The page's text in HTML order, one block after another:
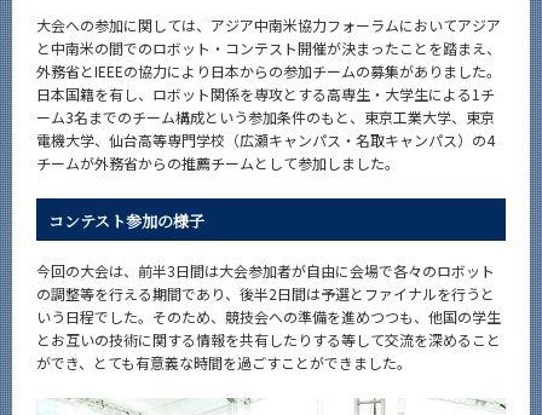
大会への参加に関しては、アジア中南米協力フォーラムにおいてアジア
と中南米の間でのロボット・コンテスト開催が決まったことを踏まえ、
外務省とIEEEの協力により日本からの参加チームの募集がありました。
日本国籍を有し、ロボット関係を専攻とする高専生・大学生による1チ
ーム3名までのチーム構成という参加条件のもと、東京工業大学、東京
電機大学、仙台高等専門学校（広瀬キャンパス・名取キャンパス）の4
チームが外務省からの推薦チームとして参加しました。
コンテスト参加の様子
今回の大会は、前半3日間は大会参加者が自由に会場で各々のロボット
の調整等を行える期間であり、後半2日間は予選とファイナルを行うと
いう日程でした。そのため、競技会への準備を進めつつも、他国の学生
とお互いの技術に関する情報を共有したりする等して交流を深めること
ができ、とても有意義な時間を過ごすことができました。